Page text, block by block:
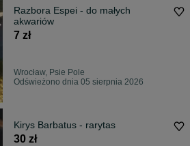
Razbora Espei - do małych
akwariów
7 zł
Wrocław, Psie Pole
Odświeżono dnia 05 sierpnia 2026
Kirys Barbatus - rarytas
30 zł